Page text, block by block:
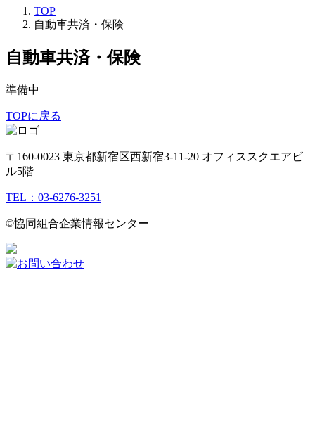
TOP
自動車共済・保険
自動車共済・保険
準備中
TOPに戻る
〒160-0023 東京都新宿区西新宿3-11-20 オフィススクエアビ
ル5階
TEL：03-6276-3251
©︎協同組合企業情報センター